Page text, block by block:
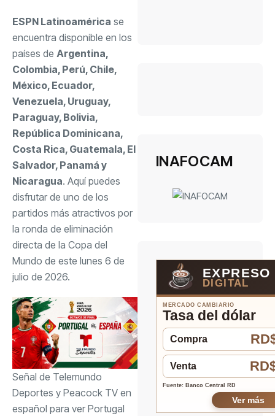
ESPN Latinoamérica se
encuentra disponible en los
países de Argentina,
Colombia, Perú, Chile,
México, Ecuador,
Venezuela, Uruguay,
Paraguay, Bolivia,
República Dominicana,
Costa Rica, Guatemala, El
Salvador, Panamá y
Nicaragua. Aquí puedes
disfrutar de uno de los
partidos más atractivos por
la ronda de eliminación
directa de la Copa del
Mundo de este lunes 6 de
julio de 2026.
Señal de Telemundo
Deportes y Peacock TV en
español para ver Portugal
INAFOCAM
EXPRESO
DIGITAL
MERCADO CAMBIARIO
Tasa del dólar
Compra
Venta
Fuente: Banco Central RD
Ver más